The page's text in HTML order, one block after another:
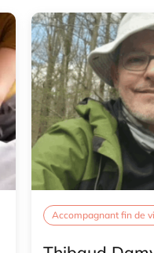
Accompagnant fin de